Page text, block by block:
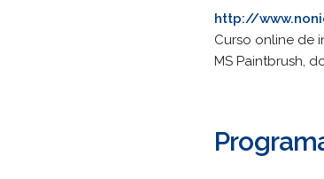
http://
Curso online de
MS Paintbrush,